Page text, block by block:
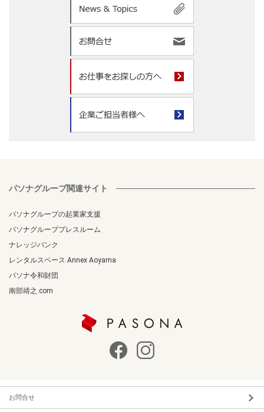
パソナグループ関連サイト
パソナグループの起業家支援
パソナグループプレスルーム
ナレッジバンク
レンタルスペース Annex Aoyama
パソナ令和財団
南部靖之.com
お問合せ